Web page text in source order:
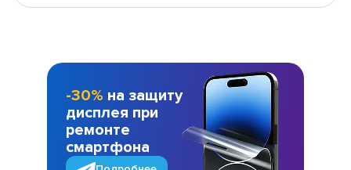
-30% на защиту
дисплея при
ремонте
смартфона